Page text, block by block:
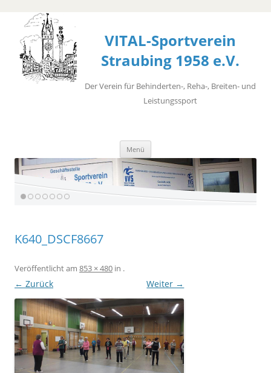
VITAL-Sportverein
Straubing 1958 e.V.
Der Verein für Behinderten-, Reha-, Breiten- und
Leistungssport
Menü
springen
K640_DSCF8667
Veröffentlichtam 853 × 480 in .
← Zurück Weiter →